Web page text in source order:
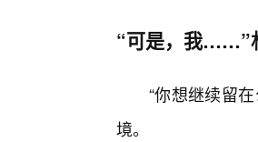
“可是，我……”
“你想继续留
境。